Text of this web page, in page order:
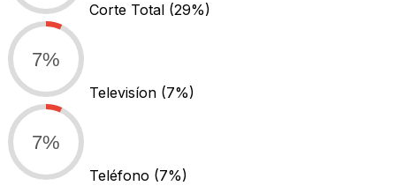
Corte Total (29%)
7%
Televisíon (7%)
7%
Teléfono (7%)